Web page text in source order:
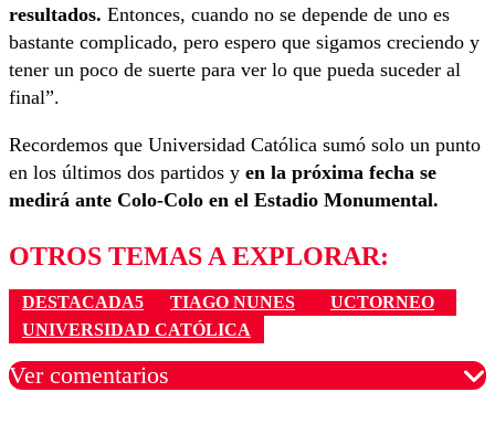
resultados. Entonces, cuando no se depende de uno es
bastante complicado, pero espero que sigamos creciendo y
tener un poco de suerte para ver lo que pueda suceder al
final”.
Recordemos que Universidad Católica sumó solo un punto
en los últimos dos partidos y en la próxima fecha se
medirá ante Colo-Colo en el Estadio Monumental.
OTROS TEMAS A EXPLORAR:
DESTACADA5 TIAGO NUNES
UCTORNEO
UNIVERSIDAD CATÓLICA
Ver comentarios